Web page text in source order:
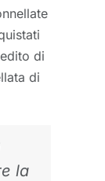
di
di
la